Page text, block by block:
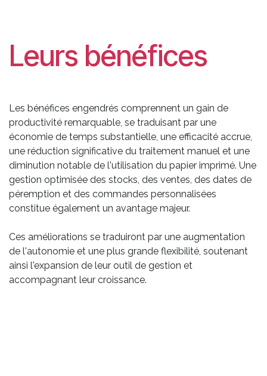
Leurs bénéfices
Les bénéfices engendrés comprennent un gain de
productivité remarquable, se traduisant par une
économie de temps substantielle, une efficacité accrue,
une réduction significative du traitement manuel et une
diminution notable de l'utilisation du papier imprimé. Une
gestion optimisée des stocks, des ventes, des dates de
péremption et des commandes personnalisées
constitue également un avantage majeur.
Ces améliorations se traduiront par une augmentation
de l'autonomie et une plus grande flexibilité, soutenant
ainsi l'expansion de leur outil de gestion et
accompagnant leur croissance.